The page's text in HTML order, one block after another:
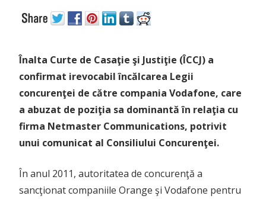
Înalta Curte de Casaţie şi Justiţie (ÎCCJ) a
confirmat irevocabil încălcarea Legii
concurenţei de către compania Vodafone, care
a abuzat de poziţia sa dominantă în relaţia cu
firma Netmaster Communications, potrivit
unui comunicat al Consiliului Concurenţei.
În anul 2011, autoritatea de concurenţă a
sancţionat companiile Orange şi Vodafone pentru